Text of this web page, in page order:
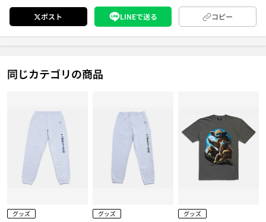
ポスト LINEで送る コピー
同じカテゴリの商品
グッズ
グッズ
グッズ